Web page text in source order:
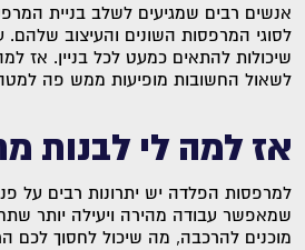
אנשים רבים שמגיעים לשלב בניית
לסוגי המרפסות השונים והעיצוב
שיכולות להתאים כמעט לכל בניין. אז
לשאול החשובות מופיעות ממש פה
אז למה לי לבנות
למרפסות הפלדה יש יתרונות רבים על
שמאפשר עבודה מהירה ויעילה יותר
מוכנים להרכבה, מה שיכול לחסוך לכם